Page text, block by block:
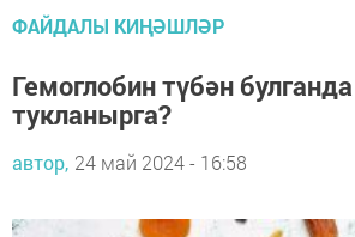
ФАЙДАЛЫ КИҢӘШЛӘР
Гемоглобин түбән
тукланырга?
автор, 24 май 2024 - 16:58